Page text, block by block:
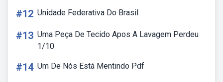
#12 Unidade Federativa Do Brasil
#13 Uma Peça De Tecido Apos A Lavagem Perdeu
1/10
#14 Um De Nós Está Mentindo Pdf